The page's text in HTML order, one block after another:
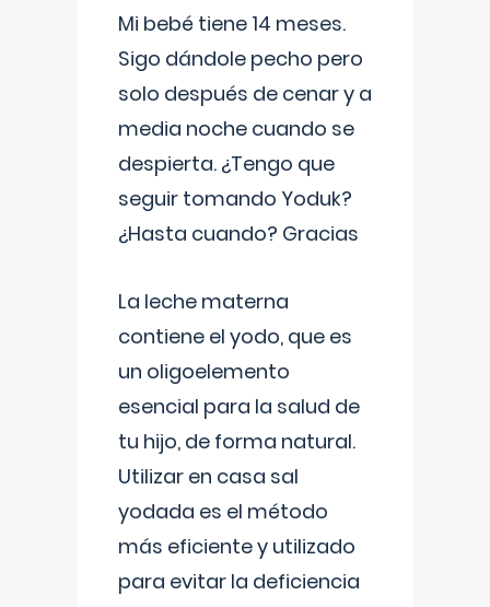
Mi bebé tiene 14 meses.
Sigo dándole pecho pero
solo después de cenar y a
media noche cuando se
despierta. ¿Tengo que
seguir tomando Yoduk?
¿Hasta cuando? Gracias
La leche materna
contiene el yodo, que es
un oligoelemento
esencial para la salud de
tu hijo, de forma natural.
Utilizar en casa sal
yodada es el método
más eficiente y utilizado
para evitar la deficiencia